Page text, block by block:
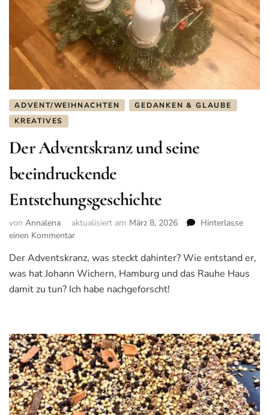
ADVENT/WEIHNACHTEN
GEDANKEN & GLAUBE
KREATIVES
Der Adventskranz und seine
beeindruckende
Entstehungsgeschichte
von Annalena aktualisiert am März 8, 2026
Hinterlasse
einen Kommentar
Adventskranz
und
seine
Der Adventskranz, was steckt dahinter? Wie entstand er,
was hat Johann Wichern, Hamburg und das Rauhe Haus
damit zu tun? Ich habe nachgeforscht!